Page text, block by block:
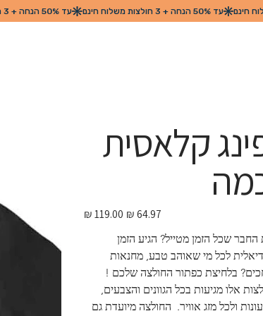
קלאסית
מחיר
מקורי
מחיר
מבצע
שכל הזמן מטייל? הגיע הזמן
לכל מי שאוהב טבע, מחנאות
בלחיצת כפתור החולצה שלכם !
כותנה. חולצות אלו מגיעות בכל הגוונים והצבעים,
ולכל מזג אוויר.  החולצה מיועדת גם